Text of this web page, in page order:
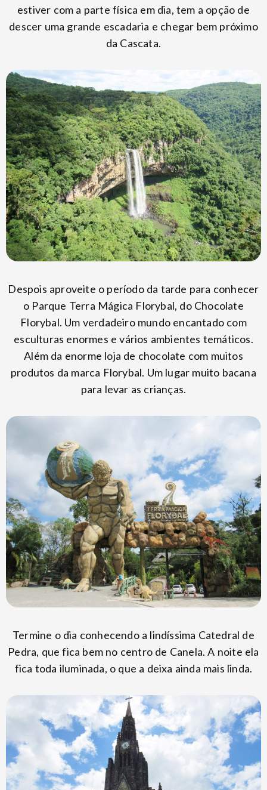
estiver com a parte física em dia, tem a opção de
descer uma grande escadaria e chegar bem próximo
da Cascata.
Despois aproveite o período da tarde para conhecer
o Parque Terra Mágica Florybal, do Chocolate
Florybal. Um verdadeiro mundo encantado com
esculturas enormes e vários ambientes temáticos.
Além da enorme loja de chocolate com muitos
produtos da marca Florybal. Um lugar muito bacana
para levar as crianças.
Termine o dia conhecendo a lindíssima Catedral de
Pedra, que fica bem no centro de Canela. A noite ela
fica toda iluminada, o que a deixa ainda mais linda.